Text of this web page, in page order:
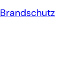
Brandschutz